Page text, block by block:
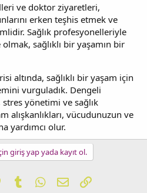
ve doktor ziyaretleri,
erken teşhis etmek ve
Sağlık profesyonelleriyle
sağlıklı bir yaşamın bir
altında, sağlıklı bir yaşam için
vurguladık. Dengeli
yönetimi ve sağlık
alışkanlıkları, vücudunuzun ve
yardımcı olur.
giriş yap yada kayıt ol.
PinterestTumblrWhatsApp
E-postaLink